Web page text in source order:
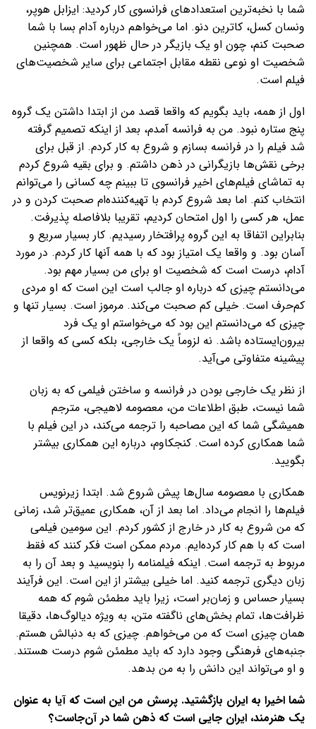
شما با نخبه‌ترین استعدادهای فرانسوی کار کردید: ایزابل هوپر،
ونسان کسل، کاترین دنو. اما می‌خواهم درباره آدام بسا با شما
صحبت کنم، چون او یک بازیگر در حال ظهور است. همچنین
شخصیت او نوعی نقطه مقابل اجتماعی برای سایر شخصیت‌های
فیلم است.
اول از همه، باید بگویم که واقعا قصد من از ابتدا داشتن یک گروه
پنج ستاره نبود. من به فرانسه آمدم، بعد از اینکه تصمیم گرفته
شد فیلم را در فرانسه بسازم و شروع به کار کردم. از قبل برای
برخی نقش‌ها بازیگرانی در ذهن داشتم. و برای بقیه شروع کردم
به تماشای فیلم‌های اخیر فرانسوی تا ببینم چه کسانی را می‌توانم
انتخاب کنم. اما بعد شروع کردم با تهیه‌کننده‌ام صحبت کردن و در
عمل، هر کسی را اول امتحان کردیم، تقریبا بلافاصله پذیرفت.
بنابراین اتفاقا به این گروه پرافتخار رسیدیم. کار بسیار سریع و
آسان بود. و واقعا یک امتیاز بود که با همه آنها کار کردم. در مورد
آدام، درست است که شخصیت او برای من بسیار مهم بود.
می‌دانستم چیزی که درباره او جالب است این است که او مردی
کم‌حرف است. خیلی کم صحبت می‌کند. مرموز است. بسیار تنها و
چیزی که می‌دانستم این بود که می‌خواستم او یک فرد
بیرون‌ایستاده باشد. نه لزوماً یک خارجی، بلکه کسی که واقعا از
پیشینه متفاوتی می‌آید.
از نظر یک خارجی بودن در فرانسه و ساختن فیلمی که به زبان
شما نیست، طبق اطلاعات من، معصومه لاهیجی، مترجم
همیشگی شما که این مصاحبه را ترجمه می‌کند، در این فیلم با
شما همکاری کرده است. کنجکاوم، درباره این همکاری بیشتر
بگویید.
همکاری با معصومه سال‌ها پیش شروع شد. ابتدا زیرنویس
فیلم‌ها را انجام می‌داد. اما بعد از آن، همکاری عمیق‌تر شد، زمانی
که من شروع به کار در خارج از کشور کردم. این سومین فیلمی
است که با هم کار کرده‌ایم. مردم ممکن است فکر کنند که فقط
مربوط به ترجمه است. اینکه فیلمنامه را بنویسید و بعد آن را به
زبان دیگری ترجمه کنید. اما خیلی بیشتر از این است. این فرآیند
بسیار حساس و زمان‌بر است، زیرا باید مطمئن شوم که همه
ظرافت‌ها، تمام بخش‌های ناگفته متن، به ویژه دیالوگ‌ها، دقیقا
همان چیزی است که من می‌خواهم. چیزی که به دنبالش هستم.
جنبه‌های فرهنگی وجود دارد که باید مطمئن شوم درست هستند.
و او می‌تواند این دانش را به من بدهد.
شما اخیرا به ایران بازگشتید. پرسش من این است که آیا به عنوان
یک هنرمند، ایران جایی است که ذهن شما در آن‌جاست؟